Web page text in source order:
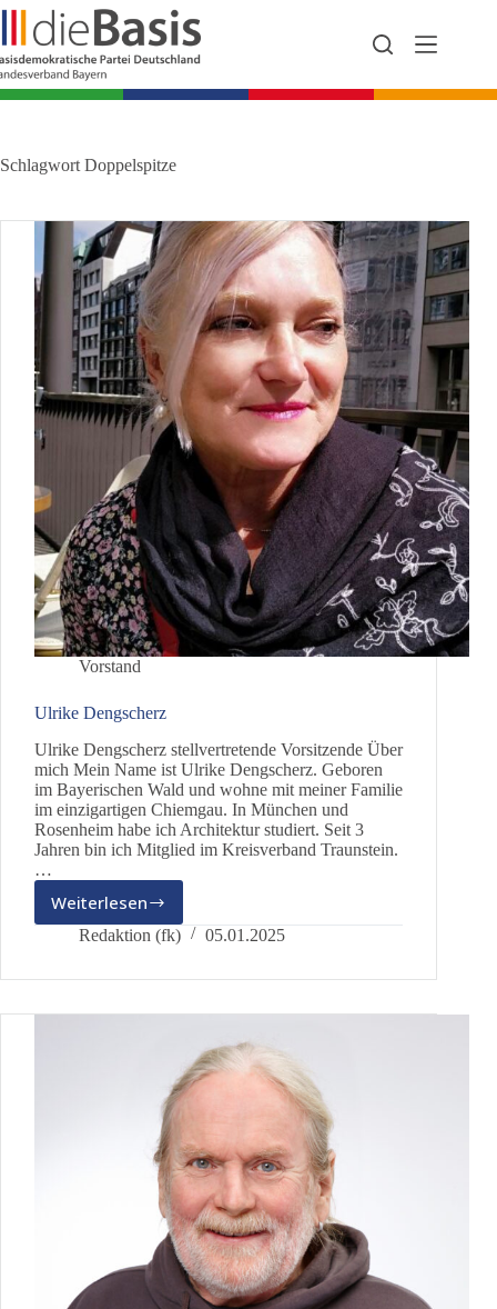
Zum
Inhalt
springen
Schlagwort Doppelspitze
Vorstand
Ulrike Dengscherz
Ulrike Dengscherz stellvertretende Vorsitzende Über
mich Mein Name ist Ulrike Dengscherz. Geboren
im Bayerischen Wald und wohne mit meiner Familie
im einzigartigen Chiemgau. In München und
Rosenheim habe ich Architektur studiert. Seit 3
Jahren bin ich Mitglied im Kreisverband Traunstein.
…
Weiterlesen
Ulrike
Dengscherz
Redaktion (fk) 05.01.2025